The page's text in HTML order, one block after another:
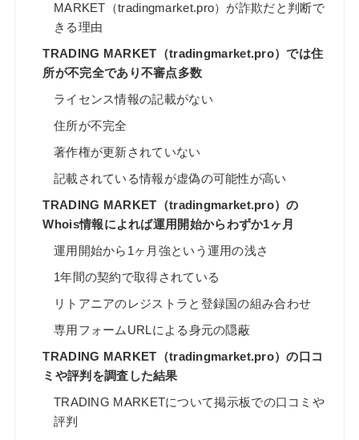
MARKET（tradingmarket.pro）が詐欺だと判断で
きる理由
TRADING MARKET（tradingmarket.pro）では住
所が不完全であり不審点多数
ライセンス情報の記載がない
住所が不完全
著作権が更新されていない
記載されている情報が虚偽の可能性が高い
TRADING MARKET（tradingmarket.pro）の
Whois情報によれば運用開始からわずか1ヶ月
運用開始から1ヶ月強という運用の浅さ
1年間の契約で取得されている
リトアニアのレジストラと登録国の組み合わせ
専用フォームURLによる身元の隠蔽
TRADING MARKET（tradingmarket.pro）の口コ
ミや評判を調査した結果
TRADING MARKETについて掲示板での口コミや
評判